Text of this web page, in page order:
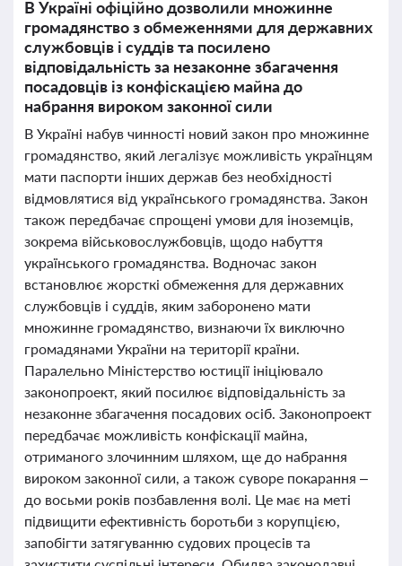
В Україні офіційно дозволили множинне
громадянство з обмеженнями для державних
службовців і суддів та посилено
відповідальність за незаконне збагачення
посадовців із конфіскацією майна до
набрання вироком законної сили
В Україні набув чинності новий закон про множинне
громадянство, який легалізує можливість українцям
мати паспорти інших держав без необхідності
відмовлятися від українського громадянства. Закон
також передбачає спрощені умови для іноземців,
зокрема військовослужбовців, щодо набуття
українського громадянства. Водночас закон
встановлює жорсткі обмеження для державних
службовців і суддів, яким заборонено мати
множинне громадянство, визнаючи їх виключно
громадянами України на території країни.
Паралельно Міністерство юстиції ініціювало
законопроект, який посилює відповідальність за
незаконне збагачення посадових осіб. Законопроект
передбачає можливість конфіскації майна,
отриманого злочинним шляхом, ще до набрання
вироком законної сили, а також суворе покарання –
до восьми років позбавлення волі. Це має на меті
підвищити ефективність боротьби з корупцією,
запобігти затягуванню судових процесів та